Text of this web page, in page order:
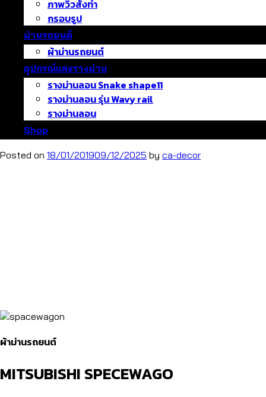
ภาพวิวสั่งทำ
กรอบรูป
ม่านรถยนต์
ผ้าม่านรถยนต์
อุปกรณ์และรางม่าน
รางม่านลอน Snake shape11
รางม่านลอน รุ่น Wavy rail
รางม่านลอน
Shop
Posted on 18/01/201909/12/2025 by ca-decor
ผ้าม่านรถยนต์
MITSUBISHI​ SPECEWAGO